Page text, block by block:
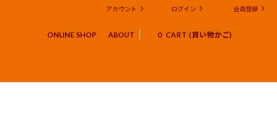
会員登録
ログイン
アカウント
0
ONLINE SHOP ABOUT